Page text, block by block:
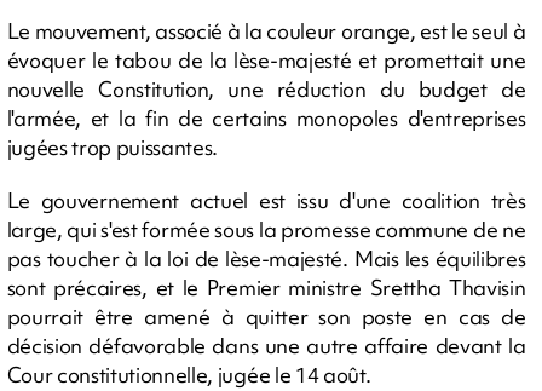
Le mouvement, associé à la couleur orange, est le seul à
évoquer le tabou de la lèse-majesté et promettait une
nouvelle Constitution, une réduction du budget de
l'armée, et la fin de certains monopoles d'entreprises
jugées trop puissantes.
Le gouvernement actuel est issu d'une coalition très
large, qui s'est formée sous la promesse commune de ne
pas toucher à la loi de lèse-majesté. Mais les équilibres
sont précaires, et le Premier ministre Srettha Thavisin
pourrait être amené à quitter son poste en cas de
décision défavorable dans une autre affaire devant la
Cour constitutionnelle, jugée le 14 août.